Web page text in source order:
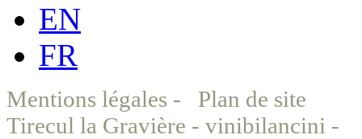
EN
FR
Mentions légales - Plan de site
Tirecul la Gravière - vinibilancini -